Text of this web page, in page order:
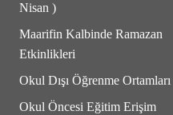
Nisan )
Maarifin Kalbinde Ramazan
Etkinlikleri
Okul Dışı Öğrenme Ortamları
Okul Öncesi Eğitim Erişim